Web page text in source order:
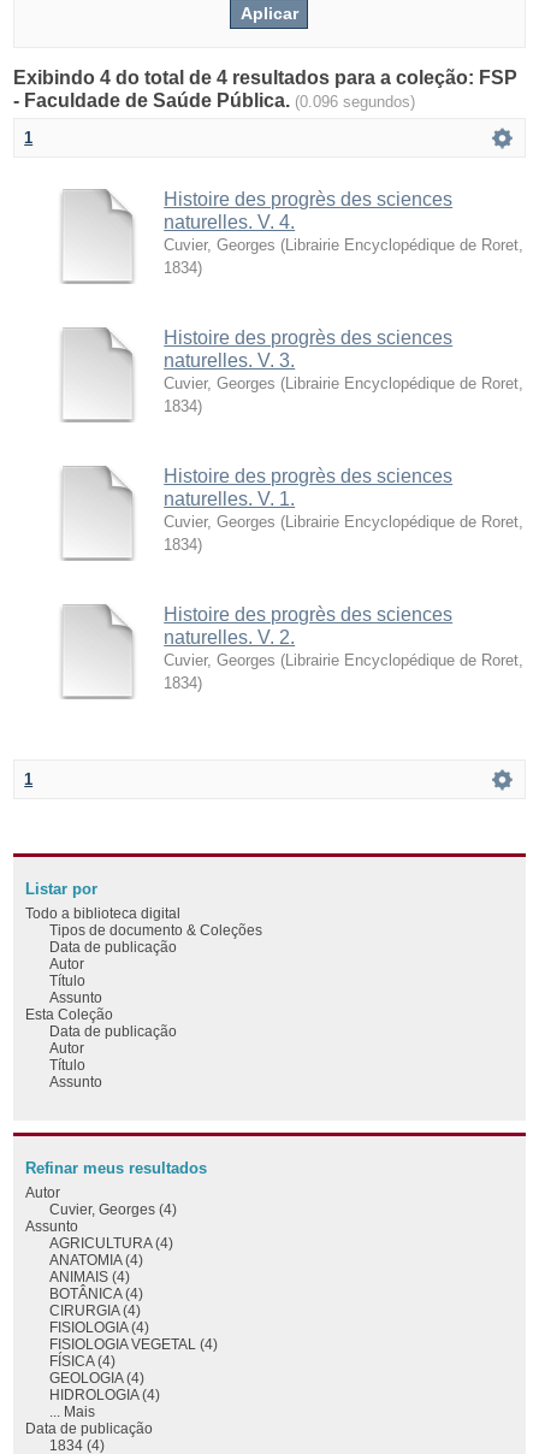
Exibindo 4 do total de 4 resultados para a coleção: FSP
- Faculdade de Saúde Pública. (0.096 segundos)
1
Histoire des progrès des sciences
naturelles. V. 4.
Cuvier, Georges ( Librairie Encyclopédique de Roret
1834)
Histoire des progrès des sciences
naturelles. V. 3.
Cuvier, Georges ( Librairie Encyclopédique de Roret
1834)
Histoire des progrès des sciences
naturelles. V. 1.
Cuvier, Georges ( Librairie Encyclopédique de Roret
1834)
Histoire des progrès des sciences
naturelles. V. 2.
Cuvier, Georges ( Librairie Encyclopédique de Roret
1834)
1
Listar por
Todo a biblioteca digital
Tipos de documento & Coleções
Data de publicação
Autor
Título
Assunto
Esta Coleção
Data de publicação
Autor
Título
Assunto
Refinar meus resultados
Autor
Cuvier, Georges (4)
Assunto
AGRICULTURA (4)
ANATOMIA (4)
ANIMAIS (4)
BOTÂNICA (4)
CIRURGIA (4)
FISIOLOGIA (4)
FISIOLOGIA VEGETAL (4)
FÍSICA (4)
GEOLOGIA (4)
HIDROLOGIA (4)
... Mais
Data de publicação
1834 (4)